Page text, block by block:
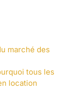
marché des
tous les
location